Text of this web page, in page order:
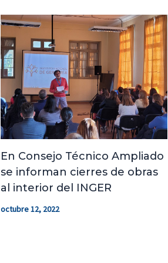
En Consejo Técnico Ampliado
se informan cierres de obras
al interior del INGER
octubre 12, 2022